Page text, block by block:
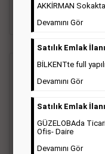
Ticari İlan (Hürriyet
Hürriyet gazetesi
gazetesine verilen
ile Finans, İnşaat,
olmak üzere
AKKİRMAN
Devamını Gör
Satılık Emlak İlanı
BİLKENTte full
Devamını Gör
Satılık Emlak İlanı
GÜZELOBAda
Ofis- Daire
Devamını Gör